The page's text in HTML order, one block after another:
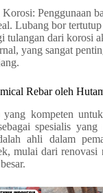
Penggunaan
Lubang bor
tulangan dari korosi
yang sangat
Rebar oleh
kompeten
spesialis yang
ahli dalam
mulai dari renovasi